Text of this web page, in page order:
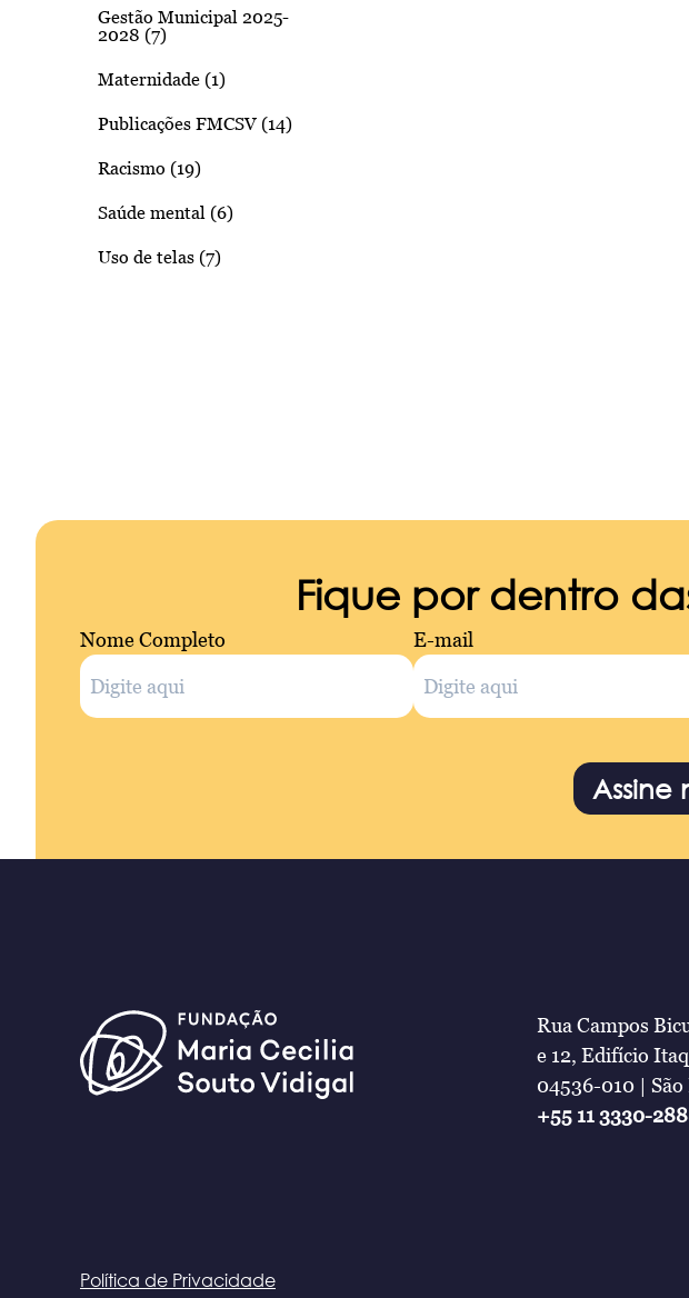
Gestão Municipal 2025-
2028 (7)
Maternidade (1)
Publicações FMCSV (14)
Racismo (19)
Saúde mental (6)
Uso de telas (7)
Fique por dentro
Nome Completo E-mail
Assine
Rua Campos
e 12, Edifício
04536-010 | São
+55 11 3330-
Política de Privacidade